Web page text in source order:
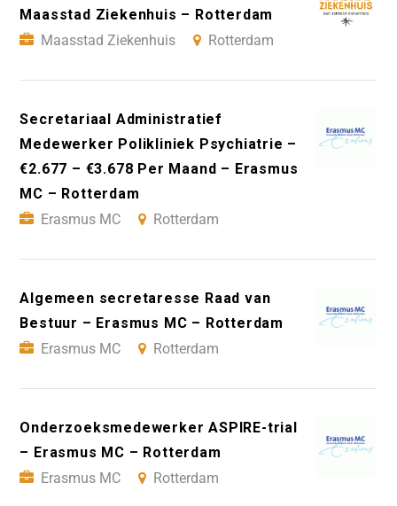
Maasstad Ziekenhuis – Rotterdam
Maasstad Ziekenhuis
Rotterdam
Secretariaal Administratief
Medewerker Polikliniek Psychiatrie –
€2.677 – €3.678 Per Maand – Erasmus
MC – Rotterdam
Erasmus MC
Rotterdam
Algemeen secretaresse Raad van
Bestuur – Erasmus MC – Rotterdam
Erasmus MC
Rotterdam
Onderzoeksmedewerker ASPIRE-trial
– Erasmus MC – Rotterdam
Erasmus MC
Rotterdam